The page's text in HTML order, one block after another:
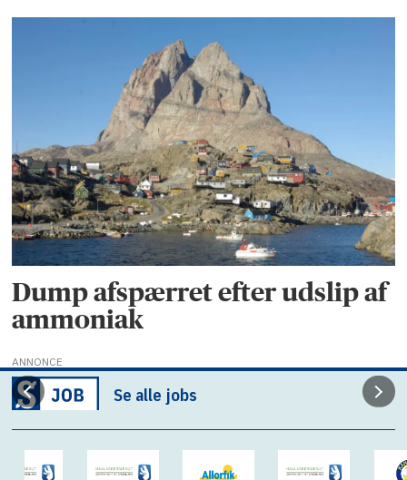
Dump afspærret efter udslip af
ammoniak
ANNONCE
Se alle jobs